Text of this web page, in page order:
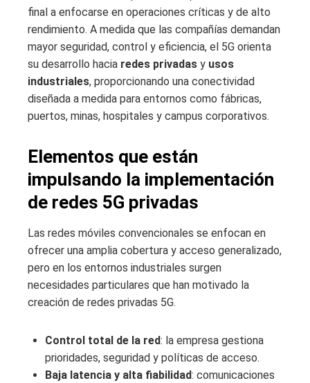
final a enfocarse en operaciones críticas y de alto
rendimiento. A medida que las compañías demandan
mayor seguridad, control y eficiencia, el 5G orienta
su desarrollo hacia redes privadas y usos
industriales, proporcionando una conectividad
diseñada a medida para entornos como fábricas,
puertos, minas, hospitales y campus corporativos.
Elementos que están
impulsando la implementación
de redes 5G privadas
Las redes móviles convencionales se enfocan en
ofrecer una amplia cobertura y acceso generalizado,
pero en los entornos industriales surgen
necesidades particulares que han motivado la
creación de redes privadas 5G.
Control total de la red: la empresa gestiona
prioridades, seguridad y políticas de acceso.
Baja latencia y alta fiabilidad: comunicaciones